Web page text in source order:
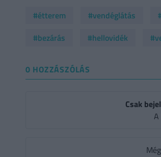
#étterem
#vendéglátás
#bezárás
#hellovidék
0 HOZZÁSZÓLÁS
Csak